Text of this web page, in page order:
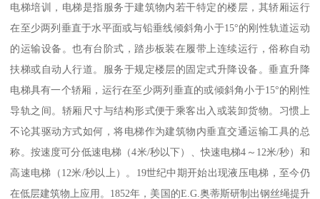
电梯培训，电梯是指服务于建筑物内若干特定的楼层，其轿厢运行
在至少两列垂直于水平面或与铅垂线倾斜角小于15°的刚性轨道运动
的运输设备。也有台阶式，踏步板装在履带上连续运行，俗称自动
扶梯或自动人行道。服务于规定楼层的固定式升降设备。垂直升降
电梯具有一个轿厢，运行在至少两列垂直的或倾斜角小于15°的刚性
导轨之间。轿厢尺寸与结构形式便于乘客出入或装卸货物。习惯上
不论其驱动方式如何，将电梯作为建筑物内垂直交通运输工具的总
称。按速度可分低速电梯（4米/秒以下）、快速电梯4～12米/秒）和
高速电梯（12米/秒以上）。19世纪中期开始出现液压电梯，至今仍
在低层建筑物上应用。1852年，美国的E.G.奥蒂斯研制出钢丝绳提升